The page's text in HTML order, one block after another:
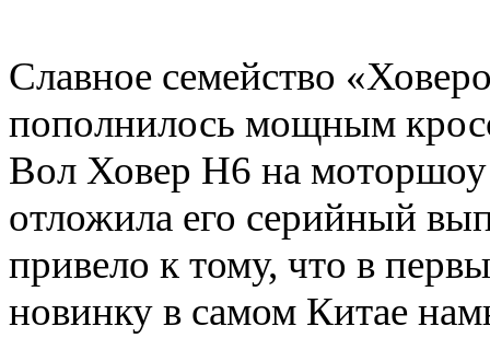
Славное семейство
пополнилось мощным
Вол Ховер Н6 на
отложила его серийный
привело к тому, что в
новинку в самом Китае